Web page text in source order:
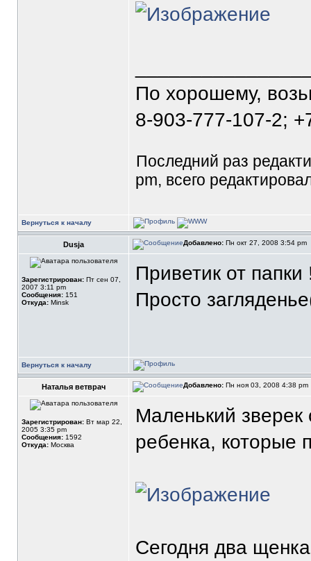
По хорошему,
8-903-777-107-2;
Последний раз
pm, всего
Вернуться к началу
Dusja Добавлено: Пн окт 27, 2008 3:54 pm
Зарегистрирован: Пт сен 07,
2007 3:11 pm
Сообщения: 151
Откуда: Minsk
Приветик от
Просто
Вернуться к началу
Наталья ветврач Добавлено: Пн ноя 03, 2008 4:38 pm
Зарегистрирован: Вт мар 22,
2005 3:35 pm
Сообщения: 1592
Откуда: Москва
Маленький зверек
ребенка, которые
Сегодня два